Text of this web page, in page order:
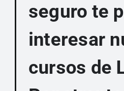
seguro te
interesar
cursos de